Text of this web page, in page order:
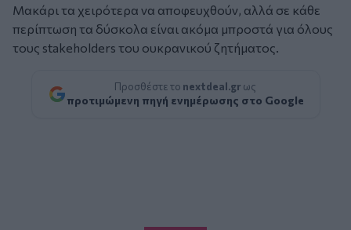
Μακάρι τα χειρότερα να αποφευχθούν, αλλά σε κάθε
περίπτωση τα δύσκολα είναι ακόμα μπροστά για όλους
τους stakeholders του ουκρανικού ζητήματος.
Προσθέστε το nextdeal.gr ως
προτιμώμενη πηγή ενημέρωσης στο Google